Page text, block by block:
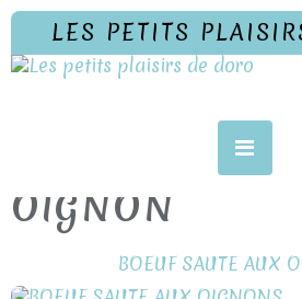
LES PETITS
OIGNON
BOEUF SAUTE AUX